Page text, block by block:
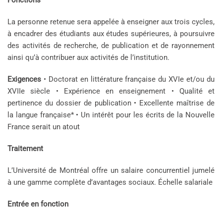
La personne retenue sera appelée à enseigner aux trois cycles,
à encadrer des étudiants aux études supérieures, à poursuivre
des activités de recherche, de publication et de rayonnement
ainsi qu’à contribuer aux activités de l’institution.
Exigences • Doctorat en littérature française du XVIe et/ou du
XVIIe siècle • Expérience en enseignement • Qualité et
pertinence du dossier de publication • Excellente maîtrise de
la langue française* • Un intérêt pour les écrits de la Nouvelle
France serait un atout
Traitement
L’Université de Montréal offre un salaire concurrentiel jumelé
à une gamme complète d’avantages sociaux. Échelle salariale
Entrée en fonction